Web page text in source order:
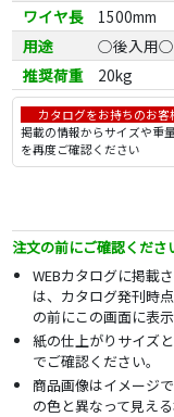
ワイヤ長
1500mm
用途
○後入用○
推奨荷重
20kg
カタログをお持ちのお客
掲載の情報からサイズや重
を再度ご確認ください
注文の前にご確認くださ
WEBカタログに掲載
は、カタログ発刊時
の前にこの画面に表
紙の仕上がりサイズ
でご確認ください。
商品画像はイメージ
の色と異なって見える